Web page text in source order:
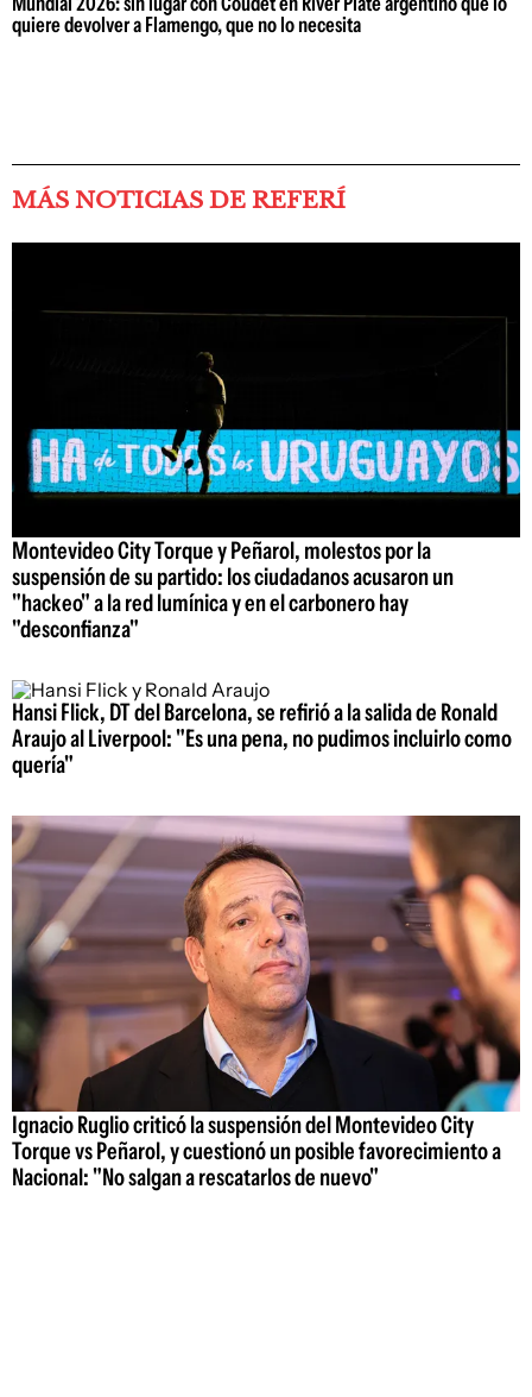
quiere devolver a Flamengo, que no lo necesita
MÁS NOTICIAS DE REFERÍ
Montevideo City Torque y Peñarol, molestos por la
suspensión de su partido: los ciudadanos acusaron un
"hackeo" a la red lumínica y en el carbonero hay
"desconfianza"
Hansi Flick, DT del Barcelona, se refirió a la salida de Ronald
Araujo al Liverpool: "Es una pena, no pudimos incluirlo como
quería"
Ignacio Ruglio criticó la suspensión del Montevideo City
Torque vs Peñarol, y cuestionó un posible favorecimiento a
Nacional: "No salgan a rescatarlos de nuevo"